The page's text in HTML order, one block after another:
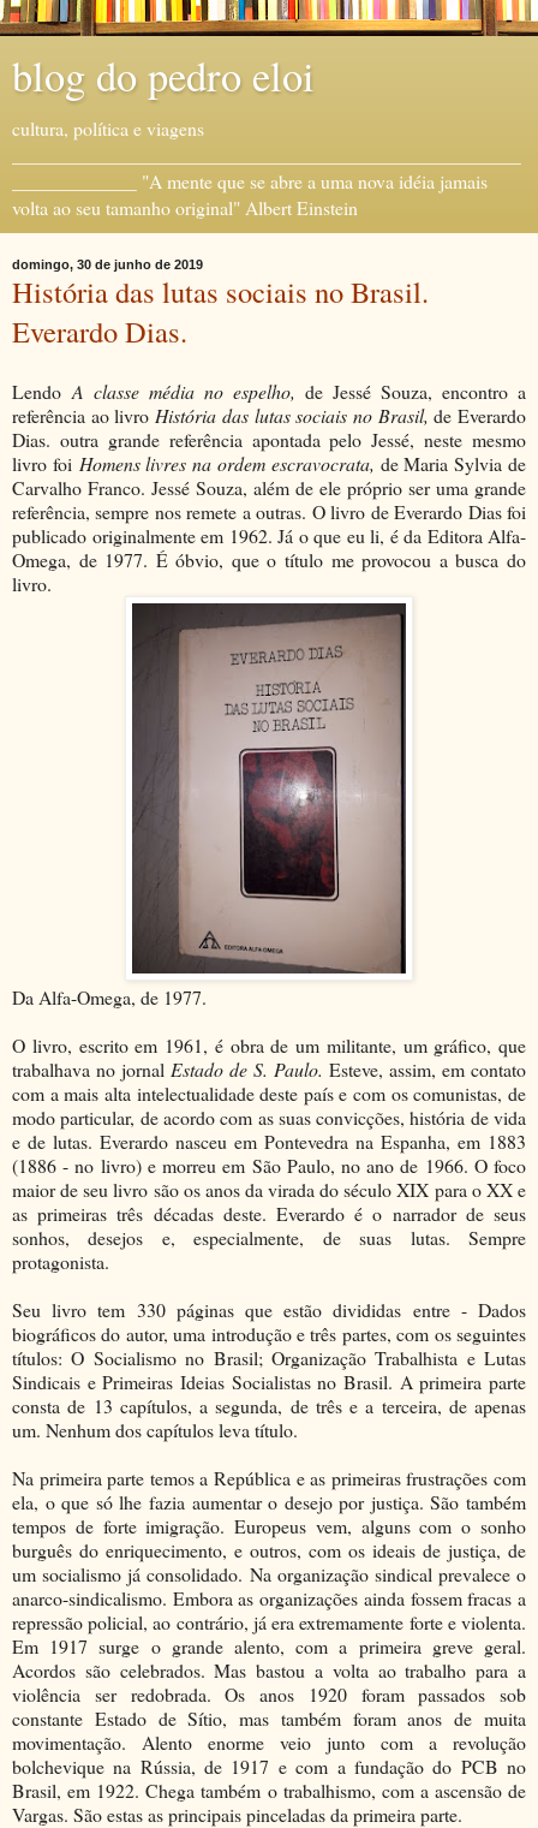
blog do pedro eloi
cultura, política e viagens
_____________ "A mente que se abre a uma nova idéia jamais
volta ao seu tamanho original" Albert Einstein
domingo, 30 de junho de 2019
História das lutas sociais no Brasil.
Everardo Dias.
Lendo A classe média no espelho, de Jessé Souza, encontro a
referência ao livro História das lutas sociais no Brasil,de Everardo
Dias. outra grande referência apontada pelo Jessé, neste mesmo
livro foi Homens livres na ordem escravocrata, de Maria Sylvia de
Carvalho Franco. Jessé Souza, além de ele próprio ser uma grande
referência, sempre nos remete a outras. O livro de Everardo Dias foi
publicado originalmente em 1962. Já o que eu li, é da Editora Alfa-
Omega, de 1977. É óbvio, que o título me provocou a busca do
livro.
Da Alfa-Omega, de 1977.
O livro, escrito em 1961, é obra de um militante, um gráfico, que
trabalhava no jornal Estado de S. Paulo. Esteve, assim, em contato
com a mais alta intelectualidade deste país e com os comunistas, de
modo particular, de acordo com as suas convicções, história de vida
e de lutas. Everardo nasceu em Pontevedra na Espanha, em 1883
(1886 - no livro) e morreu em São Paulo, no ano de 1966. O foco
maior de seu livro são os anos da virada do século XIX para o XX e
as primeiras três décadas deste. Everardo é o narrador de seus
sonhos, desejos e, especialmente, de suas lutas. Sempre
protagonista.
Seu livro tem 330 páginas que estão divididas entre - Dados
biográficos do autor, uma introdução e três partes, com os seguintes
títulos: O Socialismo no Brasil; Organização Trabalhista e Lutas
Sindicais e Primeiras Ideias Socialistas no Brasil. A primeira parte
consta de 13 capítulos, a segunda, de três e a terceira, de apenas
um. Nenhum dos capítulos leva título.
Na primeira parte temos a República e as primeiras frustrações com
ela, o que só lhe fazia aumentar o desejo por justiça. São também
tempos de forte imigração. Europeus vem, alguns com o sonho
burguês do enriquecimento, e outros, com os ideais de justiça, de
um socialismo já consolidado. Na organização sindical prevalece o
anarco-sindicalismo. Embora as organizações ainda fossem fracas a
repressão policial, ao contrário, já era extremamente forte e violenta.
Em 1917 surge o grande alento, com a primeira greve geral.
Acordos são celebrados. Mas bastou a volta ao trabalho para a
violência ser redobrada. Os anos 1920 foram passados sob
constante Estado de Sítio, mas também foram anos de muita
movimentação. Alento enorme veio junto com a revolução
bolchevique na Rússia, de 1917 e com a fundação do PCB no
Brasil, em 1922. Chega também o trabalhismo, com a ascensão de
Vargas. São estas as principais pinceladas da primeira parte.